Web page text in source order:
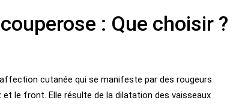
: Que choisir ?
cutanée qui se manifeste par des rougeurs
le front. Elle résulte de la dilatation des vaisseaux